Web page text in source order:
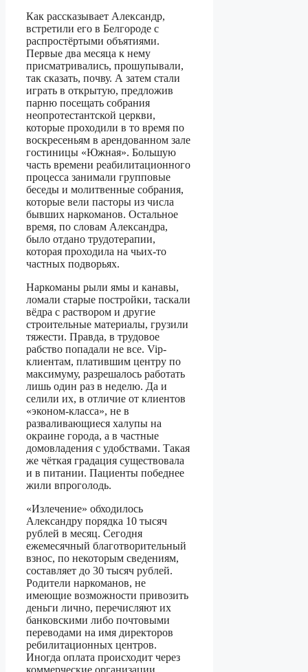
Как рассказывает Александр,
встретили его в Белгороде с
распростёртыми объятиями.
Первые два месяца к нему
присматривались, прошупывали,
так сказать, почву. А затем стали
играть в открытую, предложив
парню посещать собрания
неопротестантской церкви,
которые проходили в то время по
воскресеньям в арендованном зале
гостиницы «Южная». Большую
часть времени реабилитационного
процесса занимали групповые
беседы и молитвенные собрания,
которые вели пасторы из числа
бывших наркоманов. Остальное
время, по словам Александра,
было отдано трудотерапии,
которая проходила на чьих-то
частных подворьях.
Наркоманы рыли ямы и канавы,
ломали старые постройки, таскали
вёдра с раствором и другие
строительные материалы, грузили
тяжести. Правда, в трудовое
рабство попадали не все. Vip-
клиентам, платившим центру по
максимуму, разрешалось работать
лишь один раз в неделю. Да и
селили их, в отличие от клиентов
«эконом-класса», не в
разваливающиеся халупы на
окраине города, а в частные
домовладения с удобствами. Такая
же чёткая градация существовала
и в питании. Пациенты победнее
жили впроголодь.
«Излечение» обходилось
Александру порядка 10 тысяч
рублей в месяц. Сегодня
ежемесячный благотворительный
взнос, по некоторым сведениям,
составляет до 30 тысяч рублей.
Родители наркоманов, не
имеющие возможности привозить
деньги лично, перечисляют их
банковскими либо почтовыми
переводами на имя директоров
ребилитационных центров.
Иногда оплата происходит через